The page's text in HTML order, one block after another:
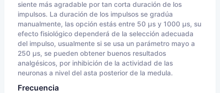
siente más agradable por tan corta duración de los
impulsos. La duración de los impulsos se gradúa
manualmente, las opción estás entre 50 µs y 1000 µs, su
efecto fisiológico dependerá de la selección adecuada
del impulso, usualmente si se usa un parámetro mayo a
250 µs, se pueden obtener buenos resultados
analgésicos, por inhibición de la actividad de las
neuronas a nivel del asta posterior de la medula.
Frecuencia